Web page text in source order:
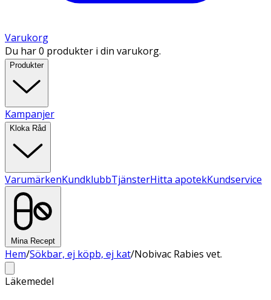
Varukorg
Du har 0 produkter i din varukorg.
Produkter
Kampanjer
Kloka Råd
VarumärkenKundklubbTjänsterHitta apotekKundservice
Mina Recept
Hem/Sökbar, ej köpb, ej kat/Nobivac Rabies vet.
Läkemedel